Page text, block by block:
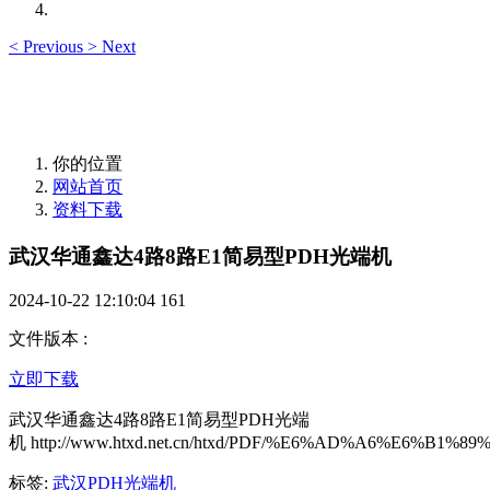
< Previous > Next
你的位置
网站首页
资料下载
武汉华通鑫达4路8路E1简易型PDH光端机
2024-10-22 12:10:04 161
文件版本 :
立即下载
武汉华通鑫达4路8路E1简易型PDH光端
机 http://www.htxd.net.cn/htxd/PDF/
标签: 武汉PDH光端机